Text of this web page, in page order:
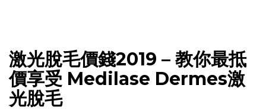
激光脫毛價錢2019 – 教你最抵
價享受 Medilase Dermes激
光脫毛